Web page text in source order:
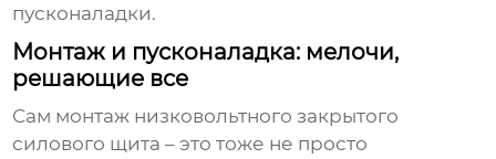
пусконаладки.
Монтаж и пусконаладка: мелочи,
решающие все
Сам монтаж низковольтного закрытого
силового щита – это тоже не просто